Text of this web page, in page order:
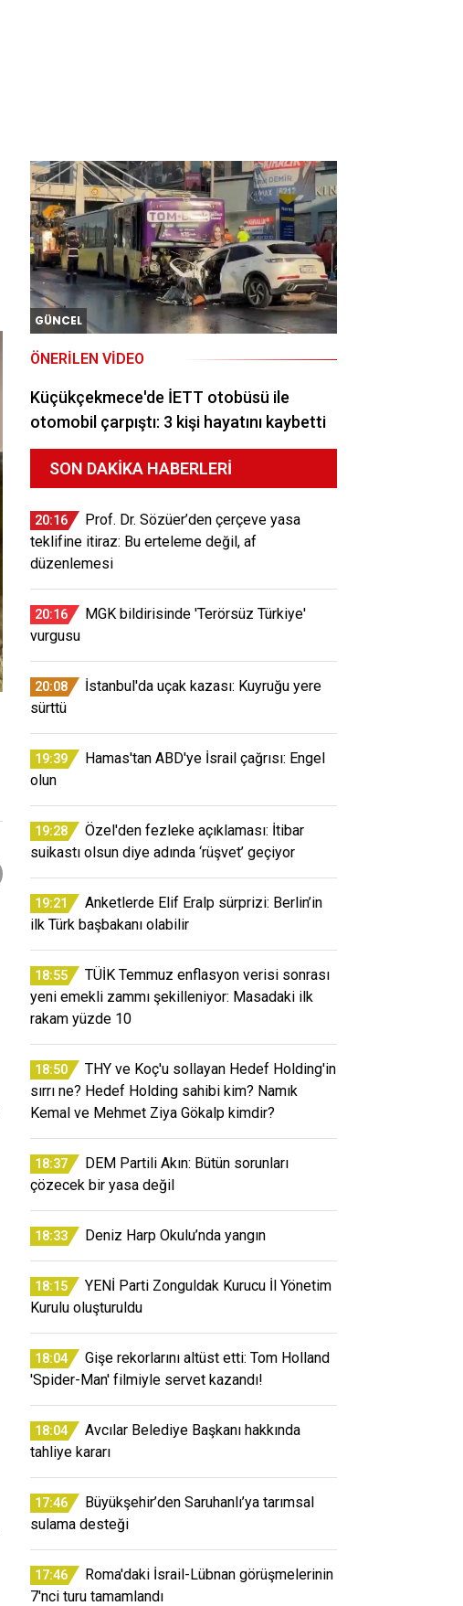
GÜNCEL
ÖNERILEN VIDEO
Küçükçekmece'de İETT otobüsü ile
otomobil çarpıştı: 3 kişi hayatını kaybetti
SON DAKIKA HABERLERI
20:16
Prof. Dr. Sözüer’den çerçeve yasa
teklifine itiraz: Bu erteleme değil, af
düzenlemesi
20:16
MGK bildirisinde 'Terörsüz Türkiye'
vurgusu
20:08
İstanbul'da uçak kazası: Kuyruğu yere
sürttü
19:39
Hamas'tan ABD'ye İsrail çağrısı: Engel
olun
19:28
Özel'den fezleke açıklaması: İtibar
suikastı olsun diye adında ‘rüşvet’ geçiyor
19:21
Anketlerde Elif Eralp sürprizi: Berlin’in
ilk Türk başbakanı olabilir
18:55
TÜİK Temmuz enflasyon verisi sonrası
yeni emekli zammı şekilleniyor: Masadaki ilk
rakam yüzde 10
18:50
THY ve Koç'u sollayan Hedef Holding'in
sırrı ne? Hedef Holding sahibi kim? Namık
Kemal ve Mehmet Ziya Gökalp kimdir?
18:37
DEM Partili Akın: Bütün sorunları
çözecek bir yasa değil
18:33 Deniz Harp Okulu’nda yangın
18:15
YENİ Parti Zonguldak Kurucu İl Yönetim
Kurulu oluşturuldu
18:04
Gişe rekorlarını altüst etti: Tom Holland
'Spider-Man' filmiyle servet kazandı!
18:04
Avcılar Belediye Başkanı hakkında
tahliye kararı
17:46
Büyükşehir’den Saruhanlı’ya tarımsal
sulama desteği
17:46
Roma'daki İsrail-Lübnan görüşmelerinin
7'nci turu tamamlandı